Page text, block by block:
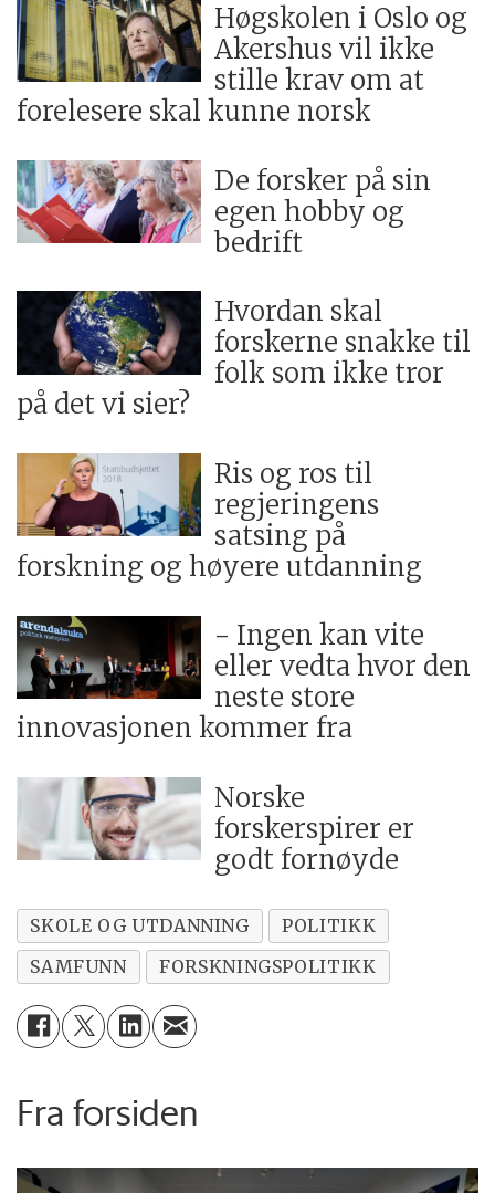
Høgskolen i Oslo og
Akershus vil ikke
stille krav om at
forelesere skal kunne norsk
De forsker på sin
egen hobby og
bedrift
Hvordan skal
forskerne snakke til
folk som ikke tror
på det vi sier?
Ris og ros til
regjeringens
satsing på
forskning og høyere utdanning
- Ingen kan vite
eller vedta hvor den
neste store
innovasjonen kommer fra
Norske
forskerspirer er
godt fornøyde
SKOLE OG UTDANNING
POLITIKK
SAMFUNN
FORSKNINGSPOLITIKK
Fra forsiden